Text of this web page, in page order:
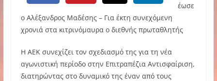
έωσε
ο Αλέξανδρος Μαδέσης – Για έκτη συνεχόμενη
χρονιά στα κιτρινόμαυρα ο διεθνής πρωταθλητής
Η ΑΕΚ συνεχίζει τον σχεδιασμό της για τη νέα
αγωνιστική περίοδο στην Επιτραπέζια Αντισφαίριση,
διατηρώντας στο δυναμικό της έναν από τους